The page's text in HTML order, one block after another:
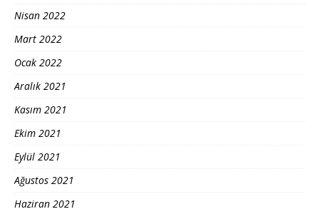
Nisan 2022
Mart 2022
Ocak 2022
Aralık 2021
Kasım 2021
Ekim 2021
Eylül 2021
Ağustos 2021
Haziran 2021